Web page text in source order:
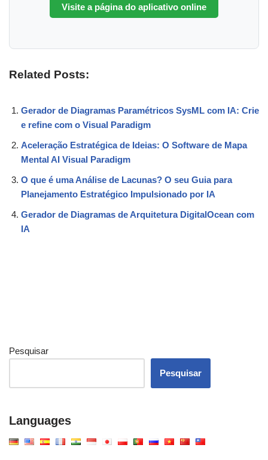
Visite a página do aplicativo online
Related Posts:
Gerador de Diagramas Paramétricos SysML com IA: Crie
e refine com o Visual Paradigm
Aceleração Estratégica de Ideias: O Software de Mapa
Mental AI Visual Paradigm
O que é uma Análise de Lacunas? O seu Guia para
Planejamento Estratégico Impulsionado por IA
Gerador de Diagramas de Arquitetura DigitalOcean com
IA
Pesquisar
Pesquisar
Languages